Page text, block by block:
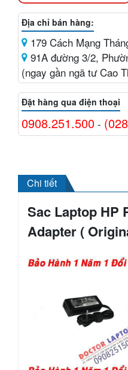
Địa chỉ bán hàng:
179 Cách Mạng
91A đường 3/2,
(ngay gần ngã tư Cao
Đặt hàng qua điện thoại
0908.251.500 -
Chi tiết
Sac Laptop HP
Adapter (